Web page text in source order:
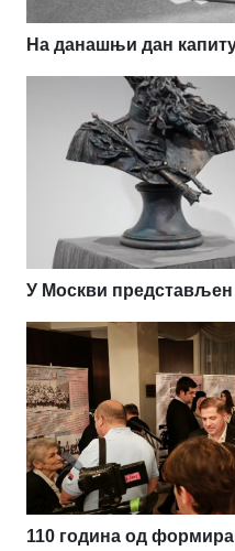
На данашњи дан
У Москви представљен
110 година од